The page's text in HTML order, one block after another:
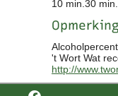
10 min. 30 min.
't Wort Wat
http://